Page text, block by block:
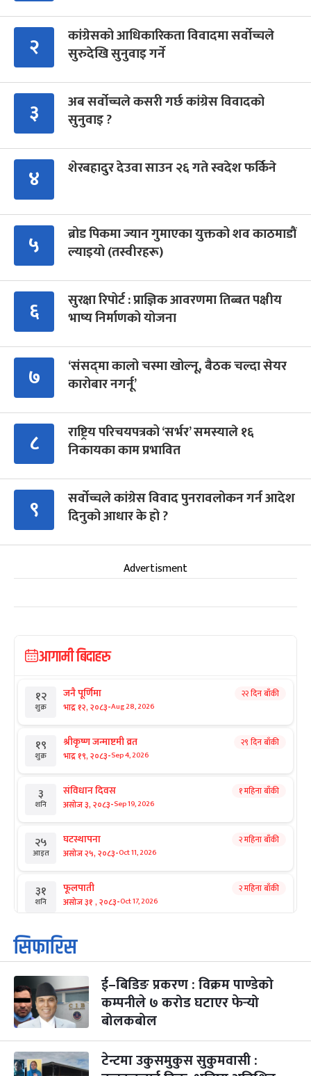
२
कांग्रेसको आधिकारिकता विवादमा सर्वोच्चले
सुरुदेखि सुनुवाइ गर्ने
३
अब सर्वोच्चले कसरी गर्छ कांग्रेस विवादको
सुनुवाइ ?
४ शेरबहादुर देउवा साउन २६ गते स्वदेश फर्किने
५
ब्रोड पिकमा ज्यान गुमाएका युक्तको शव काठमाडौं
ल्याइयो (तस्वीरहरू)
६
सुरक्षा रिपोर्ट : प्राज्ञिक आवरणमा तिब्बत पक्षीय
भाष्य निर्माणको योजना
७
‘संसद्‍मा कालो चस्मा खोल्नू, बैठक चल्दा सेयर
कारोबार नगर्नू’
८
राष्ट्रिय परिचयपत्रको ‘सर्भर’ समस्याले १६
निकायका काम प्रभावित
९
सर्वोच्चले कांग्रेस विवाद पुनरावलोकन गर्न आदेश
दिनुको आधार के हो ?
Advertisment
आगामी बिदाहरु
१२
शुक्र
जनै पूर्णिमा
भाद्र १२, २०८३-Aug 28, 2026
२२ दिन बाँकी
१९
शुक्र
श्रीकृष्ण जन्माष्टमी व्रत
भाद्र १९, २०८३-Sep 4, 2026
२९ दिन बाँकी
३
शनि
संविधान दिवस
असोज ३, २०८३-Sep 19, 2026
१ महिना बाँकी
२५
आइत
घटस्थापना
असोज २५, २०८३-Oct 11, 2026
२ महिना बाँकी
३१
शनि
फूलपाती
असोज ३१ , २०८३-Oct 17, 2026
२ महिना बाँकी
१
आइत
कार्तिक सङ्क्रान्ति
कार्तिक १, २०८३
३
मंगल
महानवमी
कार्तिक ३, २०८३-Oct 20, 2026
२ महिना बाँकी
४
सिफारिस
ई–बिडिङ प्रकरण : विक्रम पाण्डेको
कम्पनीले ७ करोड घटाएर फेर्‍यो
बोलकबोल
टेन्टमा उकुसमुकुस सुकुमवासी :